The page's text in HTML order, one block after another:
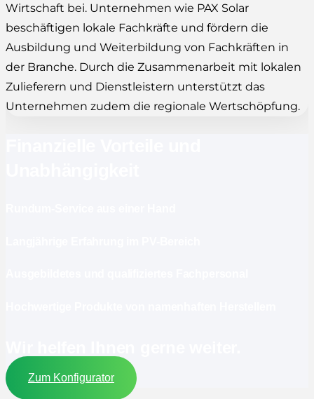
Wirtschaft bei. Unternehmen wie PAX Solar
beschäftigen lokale Fachkräfte und fördern die
Ausbildung und Weiterbildung von Fachkräften in
der Branche. Durch die Zusammenarbeit mit lokalen
Zulieferern und Dienstleistern unterstützt das
Unternehmen zudem die regionale Wertschöpfung.
Zum Konfigurator